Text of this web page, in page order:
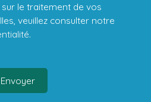
le traitement de vos
veuillez consulter notre
.
Envoyer